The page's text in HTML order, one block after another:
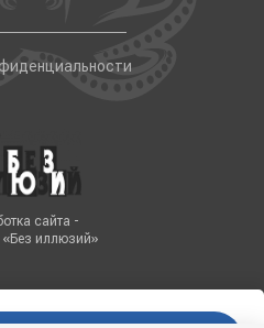
сайта -
«Без иллюзий»